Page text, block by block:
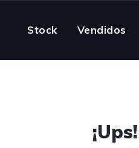
Stock Vendidos